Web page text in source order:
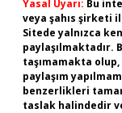
Yasal Uyarı: Bu
veya şahıs şirketi
Sitede yalnızca
taşımamakta
paylaşım
benzerlikleri
taslak halindedir